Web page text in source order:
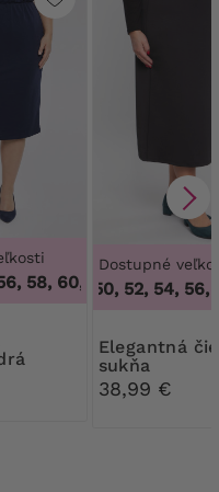
58, 60, 62, 64,46, 48,
Dostupné
46, 48, 50, 52, 54, 56,
Elegantná čierna
sukňa
38,99 €